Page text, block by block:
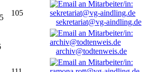
105
sekretariat@vg-aindling.de
archiv@todtenweis.de